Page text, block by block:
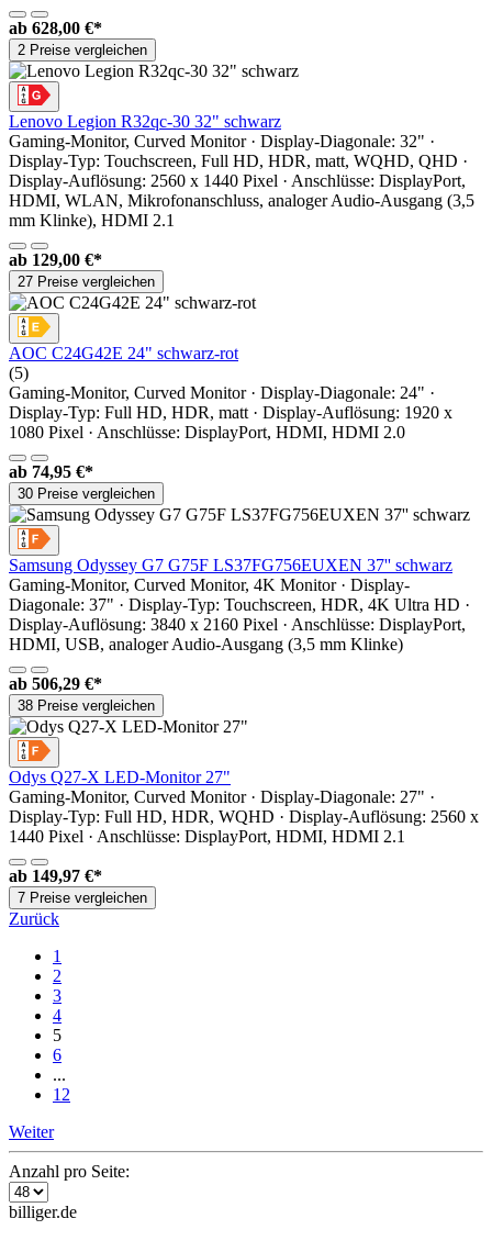
ab 628,00 €*
2 Preise vergleichen
Lenovo Legion R32qc-30 32" schwarz
Gaming-Monitor, Curved Monitor · Display-Diagonale: 32" ·
Display-Typ: Touchscreen, Full HD, HDR, matt, WQHD, QHD ·
Display-Auflösung: 2560 x 1440 Pixel · Anschlüsse: DisplayPort,
HDMI, WLAN, Mikrofonanschluss, analoger Audio-Ausgang (3,5
mm Klinke), HDMI 2.1
ab 129,00 €*
27 Preise vergleichen
AOC C24G42E 24" schwarz-rot
(5)
Gaming-Monitor, Curved Monitor · Display-Diagonale: 24" ·
Display-Typ: Full HD, HDR, matt · Display-Auflösung: 1920 x
1080 Pixel · Anschlüsse: DisplayPort, HDMI, HDMI 2.0
ab 74,95 €*
30 Preise vergleichen
Samsung Odyssey G7 G75F LS37FG756EUXEN 37'' schwarz
Gaming-Monitor, Curved Monitor, 4K Monitor · Display-
Diagonale: 37" · Display-Typ: Touchscreen, HDR, 4K Ultra HD ·
Display-Auflösung: 3840 x 2160 Pixel · Anschlüsse: DisplayPort,
HDMI, USB, analoger Audio-Ausgang (3,5 mm Klinke)
ab 506,29 €*
38 Preise vergleichen
Odys Q27-X LED-Monitor 27"
Gaming-Monitor, Curved Monitor · Display-Diagonale: 27" ·
Display-Typ: Full HD, HDR, WQHD · Display-Auflösung: 2560 x
1440 Pixel · Anschlüsse: DisplayPort, HDMI, HDMI 2.1
ab 149,97 €*
7 Preise vergleichen
Zurück
1
2
3
4
5
6
...
12
Weiter
Anzahl pro Seite:
billiger.de